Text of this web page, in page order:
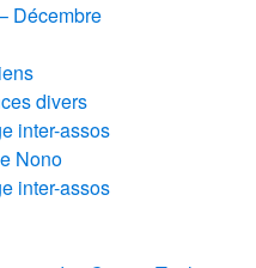
Décembre
divers
inter-assos
Nono
inter-assos